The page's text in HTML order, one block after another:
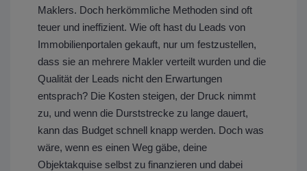
Maklers. Doch herkömmliche Methoden sind oft
teuer und ineffizient. Wie oft hast du Leads von
Immobilienportalen gekauft, nur um festzustellen,
dass sie an mehrere Makler verteilt wurden und die
Qualität der Leads nicht den Erwartungen
entsprach? Die Kosten steigen, der Druck nimmt
zu, und wenn die Durststrecke zu lange dauert,
kann das Budget schnell knapp werden. Doch was
wäre, wenn es einen Weg gäbe, deine
Objektakquise selbst zu finanzieren und dabei